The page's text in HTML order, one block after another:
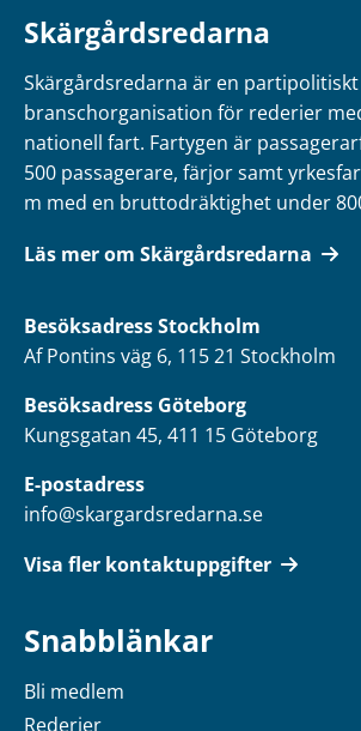
Skärgårdsredarna
Skärgårdsredarna är en
branschorganisation för rederier
nationell fart. Fartygen är
500 passagerare, färjor samt
m med en bruttodräktighet under
Läs mer om Skärgårdsredarna
BesöksadressStockholm
Af Pontins väg 6, 115 21 Stockholm
Besöksadress Göteborg
Kungsgatan 45, 411 15 Göteborg
E-postadress
info@skargardsredarna.se
Visa fler kontaktuppgifter
Snabblänkar
Bli medlem
Rederier